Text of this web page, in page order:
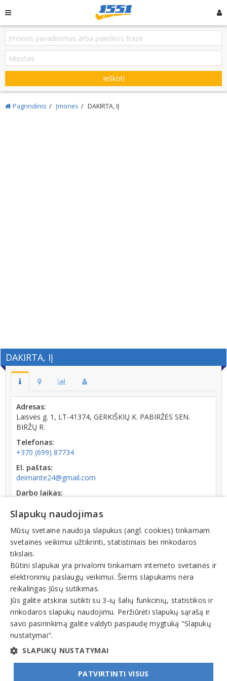
Ieškoti
Pagrindinis Įmonės DAKIRTA, IĮ
DAKIRTA, IĮ
Adresas:
Laisvės g. 1, LT-41374, GERKIŠKIŲ K. PABIRŽĖS SEN.
BIRŽŲ R.
Telefonas:
+370 (699) 87734
El. paštas:
deimante24@gmail.com
Darbo laikas:
Kodas:
302616595
Registracijos data:
2011-04-15
Veiklos sritys
Miškininkystė. Miško technika.
© INFOMINTA, UAB. Visos teisės saugomos. Telefonas
Slapukų naudojimas
Mūsų svetainė naudoja slapukus (angl. cookies) tinkamam
svetainės veikimui užtikrinti, statistiniais bei rinkodaros
tikslais.
Būtini slapukai yra privalomi tinkamam interneto svetainės ir
elektroninių paslaugų veikimui. Šiems slapukams nėra
reikalingas Jūsų sutikimas.
Jūs galite atskirai sutikti su 3-ių šalių funkcinių, statistikos ir
rinkodaros slapukų naudojimu. Peržiūrėti slapukų sąrašą ir
savo pasirinkimą galite valdyti paspaudę mygtuką "Slapukų
nustatymai".
SLAPUKŲ NUSTATYMAI
PATVIRTINTI VISUS